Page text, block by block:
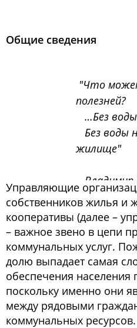
Общие сведения
"Что
полезней?
…Без
Без воды
жилище"
Владимир
Управляющие
собственников жилья и
кооперативы (далее –
– важное звено в цепи
коммунальных услуг.
долю выпадает самая
обеспечения населения
поскольку именно они
между рядовыми
коммунальных ресурсов.